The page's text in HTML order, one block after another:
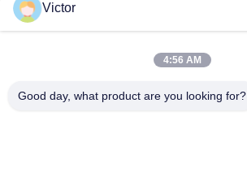
Victor
4:56 AM
Good day, what product are you looking for?